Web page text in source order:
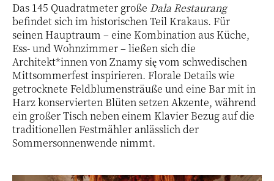
Das 145 Quadratmeter große Dala Restaurang
befindet sich im historischen Teil Krakaus. Für
seinen Hauptraum – eine Kombination aus Küche,
Ess- und Wohnzimmer – ließen sich die
Architekt*innen von Znamy się vom schwedischen
Mittsommerfest inspirieren. Florale Details wie
getrocknete Feldblumensträuße und eine Bar mit in
Harz konservierten Blüten setzen Akzente, während
ein großer Tisch neben einem Klavier Bezug auf die
traditionellen Festmähler anlässlich der
Sommersonnenwende nimmt.